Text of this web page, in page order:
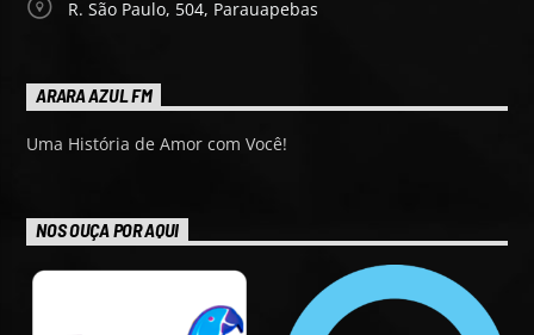
R. São Paulo, 504, Parauapebas
ARARA AZUL FM
Uma História de Amor com Você!
NOS OUÇA POR AQUI